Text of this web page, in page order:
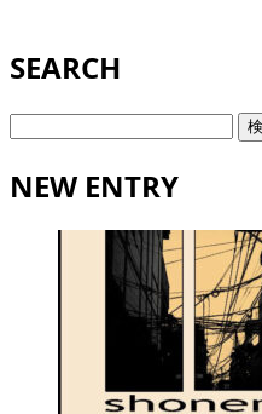
SEARCH
検
NEW ENTRY